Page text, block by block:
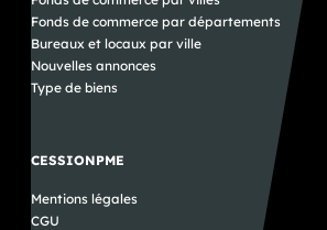
Fonds de commerce par départements
Bureaux et locaux par ville
Nouvelles annonces
Type de biens
CESSIONPME
Mentions légales
CGU